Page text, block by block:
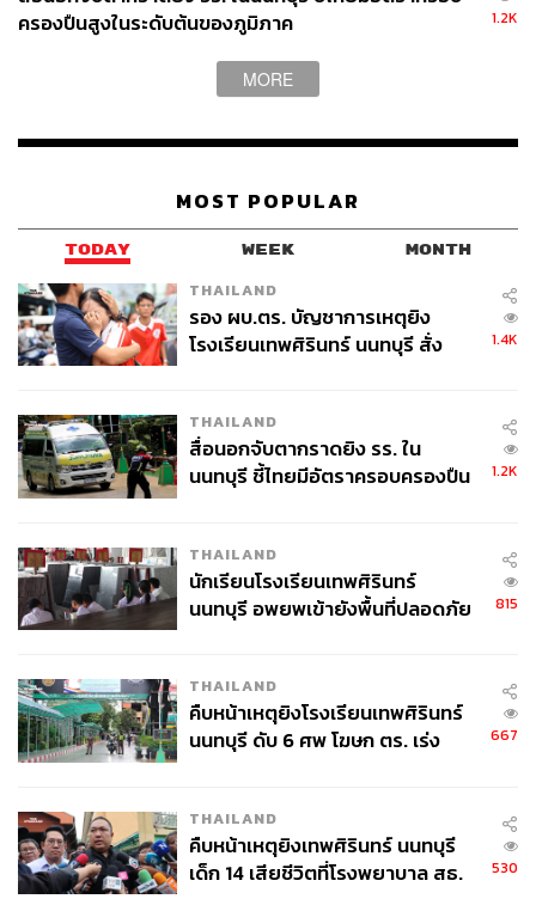
ครองปืนสูงในระดับต้นของภูมิภาค
1.2K
MORE
MOST POPULAR
TODAY WEEK MONTH
THAILAND
รอง ผบ.ตร. บัญชาการเหตุยิง
โรงเรียนเทพศิรินทร์ นนทบุรี สั่ง
1.4K
THAILAND
สื่อนอกจับตากราดยิง รร. ใน
นนทบุรี ชี้ไทยมีอัตราครอบครองปืน
1.2K
THAILAND
นักเรียนโรงเรียนเทพศิรินทร์
นนทบุรี อพยพเข้ายังพื้นที่ปลอดภัย
815
THAILAND
คืบหน้าเหตุยิงโรงเรียนเทพศิรินทร์
นนทบุรี ดับ 6 ศพ โฆษก ตร. เร่ง
667
THAILAND
คืบหน้าเหตุยิงเทพศิรินทร์ นนทบุรี
เด็ก 14 เสียชีวิตที่โรงพยาบาล สธ.
530